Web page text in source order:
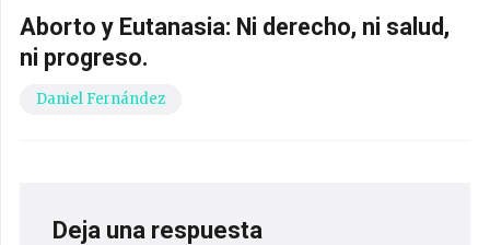
Aborto y Eutanasia: Ni derecho, ni salud,
ni progreso.
Daniel Fernández
Deja una respuesta